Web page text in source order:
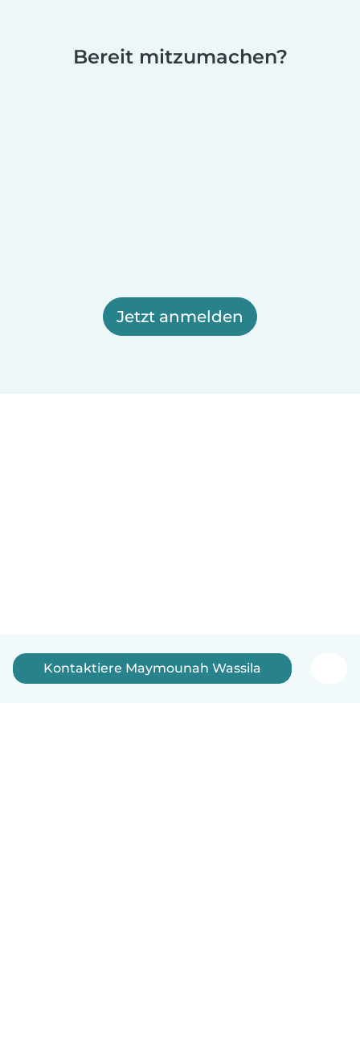
Bereit mitzumachen?
Jetzt anmelden
Kontaktiere Maymounah Wassila